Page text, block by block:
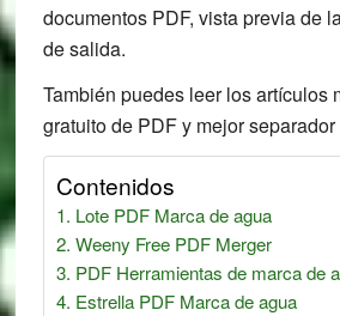
documentos PDF, vista previa de
de salida.
También puedes leer los artículos
gratuito de PDF y mejor
Contenidos
Lote PDF Marca de agua
Weeny Free PDF Merger
PDF Herramientas de marca de
Estrella PDF Marca de agua